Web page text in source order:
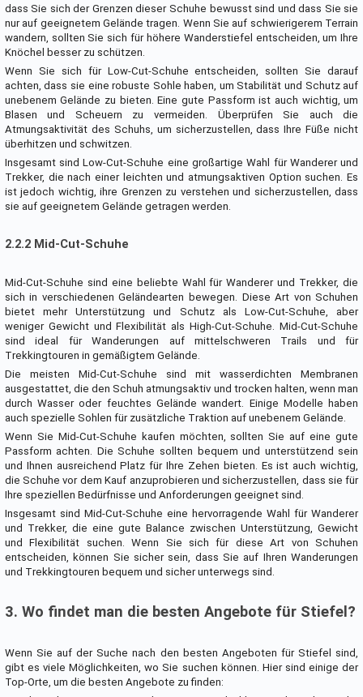
dass Sie sich der Grenzen dieser Schuhe bewusst sind und dass Sie sie
nur auf geeignetem Gelände tragen. Wenn Sie auf schwierigerem Terrain
wandern, sollten Sie sich für höhere Wanderstiefel entscheiden, um Ihre
Knöchel besser zu schützen.
Wenn Sie sich für Low-Cut-Schuhe entscheiden, sollten Sie darauf
achten, dass sie eine robuste Sohle haben, um Stabilität und Schutz auf
unebenem Gelände zu bieten. Eine gute Passform ist auch wichtig, um
Blasen und Scheuern zu vermeiden. Überprüfen Sie auch die
Atmungsaktivität des Schuhs, um sicherzustellen, dass Ihre Füße nicht
überhitzen und schwitzen.
Insgesamt sind Low-Cut-Schuhe eine großartige Wahl für Wanderer und
Trekker, die nach einer leichten und atmungsaktiven Option suchen. Es
ist jedoch wichtig, ihre Grenzen zu verstehen und sicherzustellen, dass
sie auf geeignetem Gelände getragen werden.
2.2.2 Mid-Cut-Schuhe
Mid-Cut-Schuhe sind eine beliebte Wahl für Wanderer und Trekker, die
sich in verschiedenen Geländearten bewegen. Diese Art von Schuhen
bietet mehr Unterstützung und Schutz als Low-Cut-Schuhe, aber
weniger Gewicht und Flexibilität als High-Cut-Schuhe. Mid-Cut-Schuhe
sind ideal für Wanderungen auf mittelschweren Trails und für
Trekkingtouren in gemäßigtem Gelände.
Die meisten Mid-Cut-Schuhe sind mit wasserdichten Membranen
ausgestattet, die den Schuh atmungsaktiv und trocken halten, wenn man
durch Wasser oder feuchtes Gelände wandert. Einige Modelle haben
auch spezielle Sohlen für zusätzliche Traktion auf unebenem Gelände.
Wenn Sie Mid-Cut-Schuhe kaufen möchten, sollten Sie auf eine gute
Passform achten. Die Schuhe sollten bequem und unterstützend sein
und Ihnen ausreichend Platz für Ihre Zehen bieten. Es ist auch wichtig,
die Schuhe vor dem Kauf anzuprobieren und sicherzustellen, dass sie für
Ihre speziellen Bedürfnisse und Anforderungen geeignet sind.
Insgesamt sind Mid-Cut-Schuhe eine hervorragende Wahl für Wanderer
und Trekker, die eine gute Balance zwischen Unterstützung, Gewicht
und Flexibilität suchen. Wenn Sie sich für diese Art von Schuhen
entscheiden, können Sie sicher sein, dass Sie auf Ihren Wanderungen
und Trekkingtouren bequem und sicher unterwegs sind.
3. Wo findet man die besten Angebote für Stiefel?
Wenn Sie auf der Suche nach den besten Angeboten für Stiefel sind,
gibt es viele Möglichkeiten, wo Sie suchen können. Hier sind einige der
Top-Orte, um die besten Angebote zu finden: